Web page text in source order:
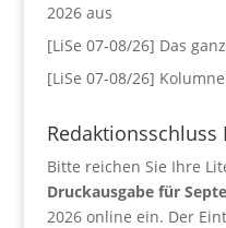
2026 aus
[LiSe 07-08/26] Das
[LiSe 07-08/26]
Redaktionsschluss
Bitte reichen Sie Ihre
Druckausgabe für
2026 online ein. Der